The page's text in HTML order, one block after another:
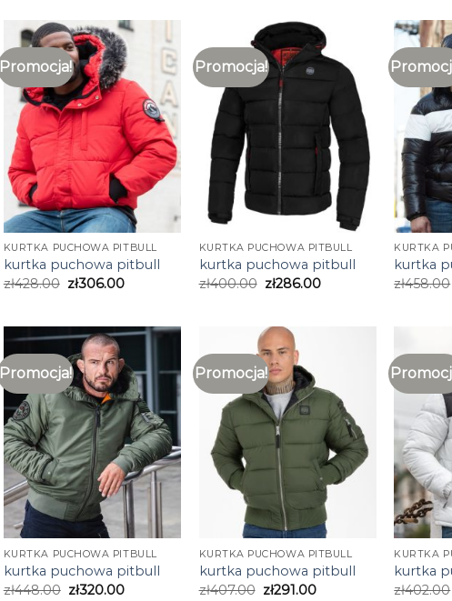
Promocja!
KURTKA PUCHOWA PITBULL
kurtka puchowa pitbull
zł428.00 zł306.00
Promocja!
KURTKA PUCHOWA PITBULL
kurtka puchowa pitbull
zł400.00 zł286.00
KURTKA
kurtka
zł458.00
Promocja!
KURTKA PUCHOWA PITBULL
kurtka puchowa pitbull
zł448.00 zł320.00
Promocja!
KURTKA PUCHOWA PITBULL
kurtka puchowa pitbull
zł407.00 zł291.00
KURTKA
kurtka
zł402.00